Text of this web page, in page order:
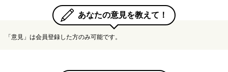
あなたの意見を教えて！
「意見」は会員登録した方のみ可能です。